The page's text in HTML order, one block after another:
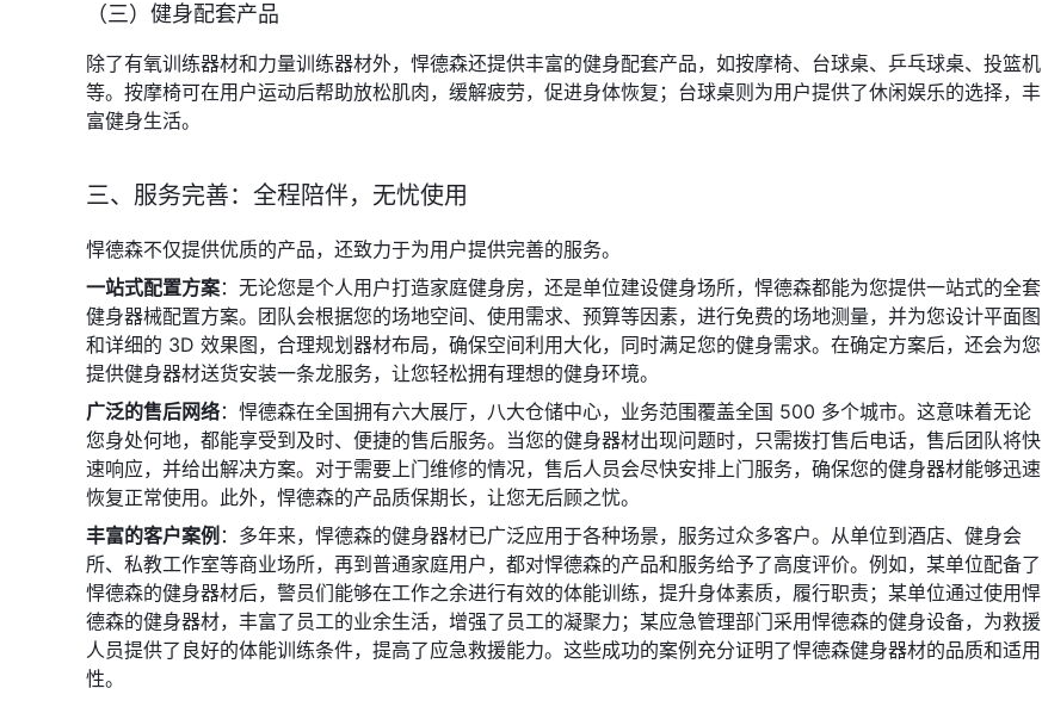
（三）健身配套产品
除了有氧训练器材和力量训练器材外，悍德森还提供丰富的健身配套产品，如按摩椅、台球桌、乒乓球桌、投篮机
等。按摩椅可在用户运动后帮助放松肌肉，缓解疲劳，促进身体恢复；台球桌则为用户提供了休闲娱乐的选择，丰
富健身生活。
三、服务完善：全程陪伴，无忧使用
悍德森不仅提供优质的产品，还致力于为用户提供完善的服务。
一站式配置方案：无论您是个人用户打造家庭健身房，还是单位建设健身场所，悍德森都能为您提供一站式的全套
健身器械配置方案。团队会根据您的场地空间、使用需求、预算等因素，进行免费的场地测量，并为您设计平面图
和详细的 3D 效果图，合理规划器材布局，确保空间利用大化，同时满足您的健身需求。在确定方案后，还会为您
提供健身器材送货安装一条龙服务，让您轻松拥有理想的健身环境。
广泛的售后网络：悍德森在全国拥有六大展厅，八大仓储中心，业务范围覆盖全国 500 多个城市。这意味着无论
您身处何地，都能享受到及时、便捷的售后服务。当您的健身器材出现问题时，只需拨打售后电话，售后团队将快
速响应，并给出解决方案。对于需要上门维修的情况，售后人员会尽快安排上门服务，确保您的健身器材能够迅速
恢复正常使用。此外，悍德森的产品质保期长，让您无后顾之忧。
丰富的客户案例 ：多年来，悍德森的健身器材已广泛应用于各种场景，服务过众多客户。从单位到酒店、健身会
所、私教工作室等商业场所，再到普通家庭用户，都对悍德森的产品和服务给予了高度评价。例如，某单位配备了
悍德森的健身器材后，警员们能够在工作之余进行有效的体能训练，提升身体素质，履行职责；某单位通过使用悍
德森的健身器材，丰富了员工的业余生活，增强了员工的凝聚力；某应急管理部门采用悍德森的健身设备，为救援
人员提供了良好的体能训练条件，提高了应急救援能力。这些成功的案例充分证明了悍德森健身器材的品质和适用
性。